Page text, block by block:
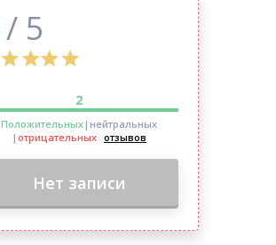
/ 5
2
Положительных|нейтральных
| отрицательных отзывов
Нет записи